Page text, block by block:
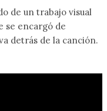
de un trabajo visual
se encargó de
detrás de la canción.